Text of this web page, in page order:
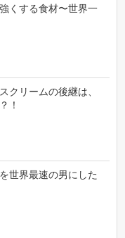
くする食材〜世界一
クリームの後継は、
！
世界最速の男にした